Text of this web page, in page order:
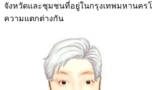
จังหวัดและชุมชนที่อยู่ในกรุงเทพมหานคร
ความแตกต่างกัน